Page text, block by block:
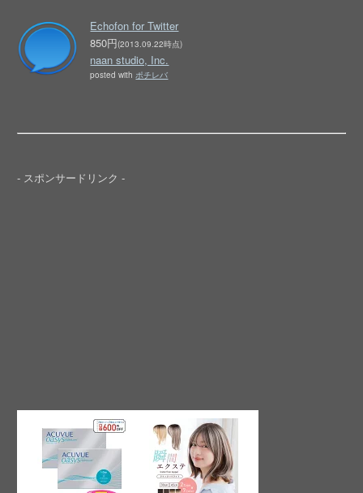
Echofon for Twitter
850円(2013.09.22時点)
naan studio, Inc.
posted with ポチレバ
- スポンサードリンク -